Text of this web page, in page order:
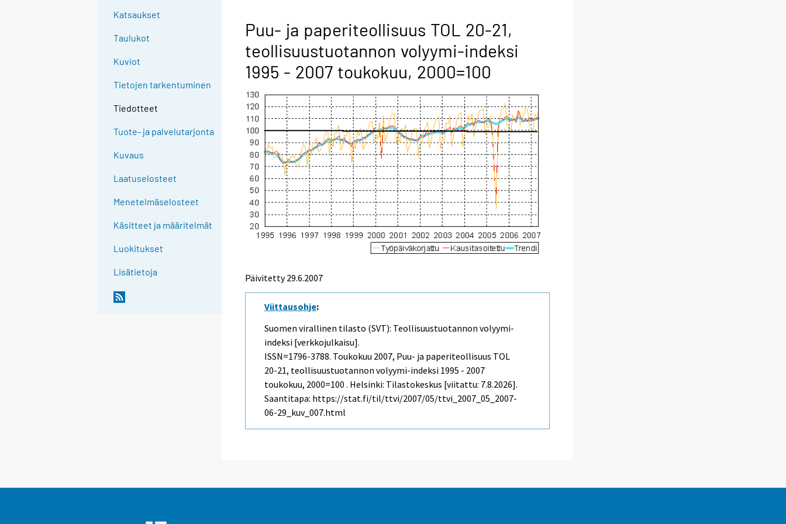
Katsaukset
Taulukot
Kuviot
Tietojen tarkentuminen
Tiedotteet
Tuote- ja palvelutarjonta
Kuvaus
Laatuselosteet
Menetelmäselosteet
Käsitteet ja määritelmät
Luokitukset
Lisätietoja
Puu- ja paperiteollisuus TOL 20-21,
teollisuustuotannon volyymi-indeksi
1995 - 2007 toukokuu, 2000=100
Päivitetty29.6.2007
Viittausohje:
Suomen virallinen tilasto (SVT): Teollisuustuotannon volyymi-
indeksi [verkkojulkaisu].
ISSN=1796-3788. Toukokuu 2007, Puu- ja paperiteollisuus TOL
20-21, teollisuustuotannon volyymi-indeksi 1995 - 2007
toukokuu, 2000=100 . Helsinki: Tilastokeskus [viitattu: 7.8.2026].
Saantitapa: https://stat.fi/til/ttvi/2007/05/ttvi_2007_05_2007-
06-29_kuv_007.html